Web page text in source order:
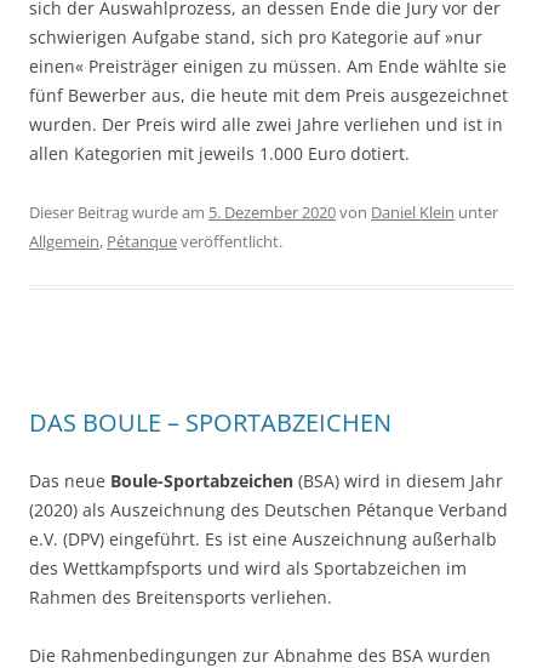
sich der Auswahlprozess, an dessen Ende die Jury vor der
schwierigen Aufgabe stand, sich pro Kategorie auf »nur
einen« Preisträger einigen zu müssen. Am Ende wählte sie
fünf Bewerber aus, die heute mit dem Preis ausgezeichnet
wurden. Der Preis wird alle zwei Jahre verliehen und ist in
allen Kategorien mit jeweils 1.000 Euro dotiert.
Dieser Beitrag wurde am 5. Dezember 2020von Daniel Klein unter
Allgemein, Pétanqueveröffentlicht.
DAS BOULE – SPORTABZEICHEN
Das neue Boule-Sportabzeichen (BSA) wird in diesem Jahr
(2020) als Auszeichnung des Deutschen Pétanque Verband
e.V. (DPV) eingeführt. Es ist eine Auszeichnung außerhalb
des Wettkampfsports und wird als Sportabzeichen im
Rahmen des Breitensports verliehen.
Die Rahmenbedingungen zur Abnahme des BSA wurden